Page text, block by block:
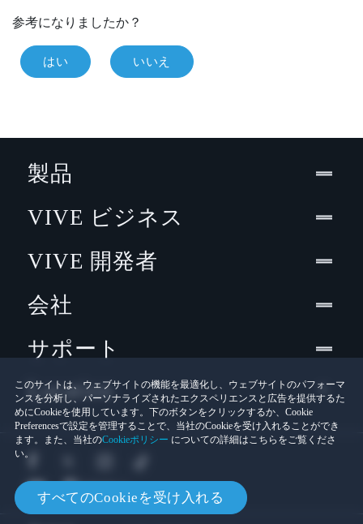
参考になりましたか？
はい いいえ
このサイトは、ウェブサイトの機能を最適化し、ウェブサイトのパフォーマ
ンスを分析し、パーソナライズされたエクスペリエンスと広告を提供するた
めにCookieを使用しています。下のボタンをクリックするか、Cookie
Preferencesで設定を管理することで、当社のCookieを受け入れることができ
ます。また、当社のCookieポリシー についての詳細はこちらをご覧くださ
い。
すべてのCookieを受け入れる
製品
VIVE ビジネス
VIVE 開発者
会社
サポート
Location